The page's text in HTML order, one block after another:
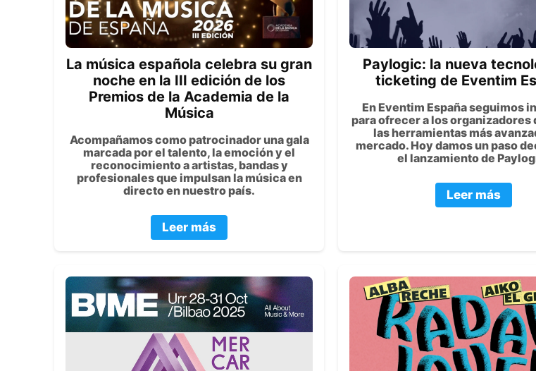
La música española celebra su gran
noche en la III edición de los
Premios de la Academia de la
Música
Acompañamos como patrocinador una gala
marcada por el talento, la emoción y el
reconocimiento a artistas, bandas y
profesionales que impulsan la música en
directo en nuestro país.
Leer más
Paylogic: la nueva
ticketing de Eventim
En Eventim España seguimos
para ofrecer a los organizadores
las herramientas más
mercado. Hoy damos un paso
el lanzamiento de
Leer más